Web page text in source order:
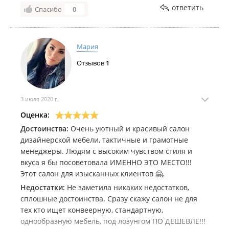
Спасибо 0 ответить
Мария
Отзывов 1
3 июля 2020 г.
Оценка:
Достоинства: Очень уютный и красивый салон
дизайнерской мебели, тактичные и грамотные
менеджеры. Людям с высоким чувством стиля и
вкуса я бы посоветовала ИМЕННО ЭТО МЕСТО!!!
Этот салон для изысканных клиентов 🤗.
Недостатки: Не заметила никаких недостатков,
сплошные достоинства. Сразу скажу салон не для
тех кто ищет конвеерную, стандартную,
однообразную мебель, под лозунгом ПО ДЕШЕВЛЕ!!!